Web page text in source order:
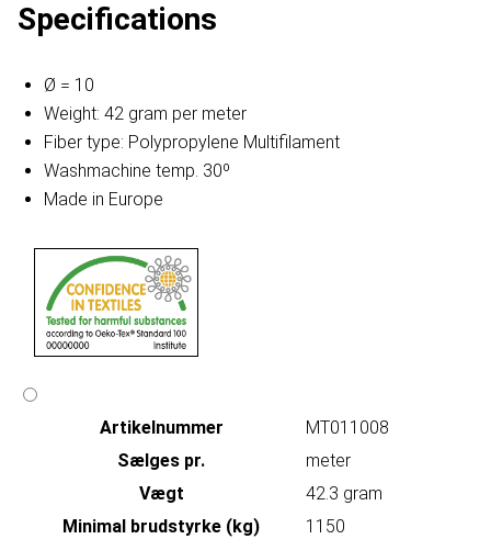
Specifications
Ø = 10
Weight: 42 gram per meter
Fiber type: Polypropylene Multifilament
Washmachine temp. 30º
Made in Europe
Artikelnummer
MT011008
Sælges pr.
meter
Vægt
42.3 gram
Minimal brudstyrke (kg)
1150